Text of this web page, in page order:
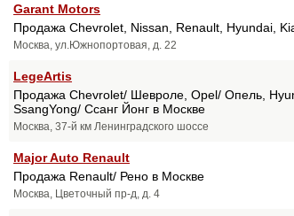
Garant Motors
Продажа Chevrolet, Nissan, Renault, Hyundai,
Москва, ул.Южнопортовая, д. 22
LegeArtis
Продажа Chevrolet/ Шевроле, Opel/ Опель,
SsangYong/ Ссанг Йонг в Москве
Москва, 37-й км Ленинградского шоссе
Major Auto Renault
Продажа Renault/ Рено в Москве
Москва, Цветочный пр-д, д. 4